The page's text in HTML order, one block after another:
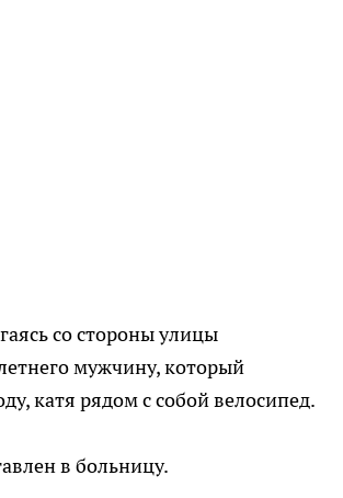
со стороны улицы
мужчину, который
катя рядом с собой велосипед.
в больницу.